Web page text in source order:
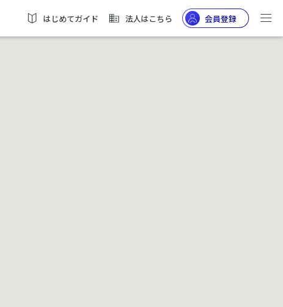
はじめてガイド 法人はこちら 会員登録